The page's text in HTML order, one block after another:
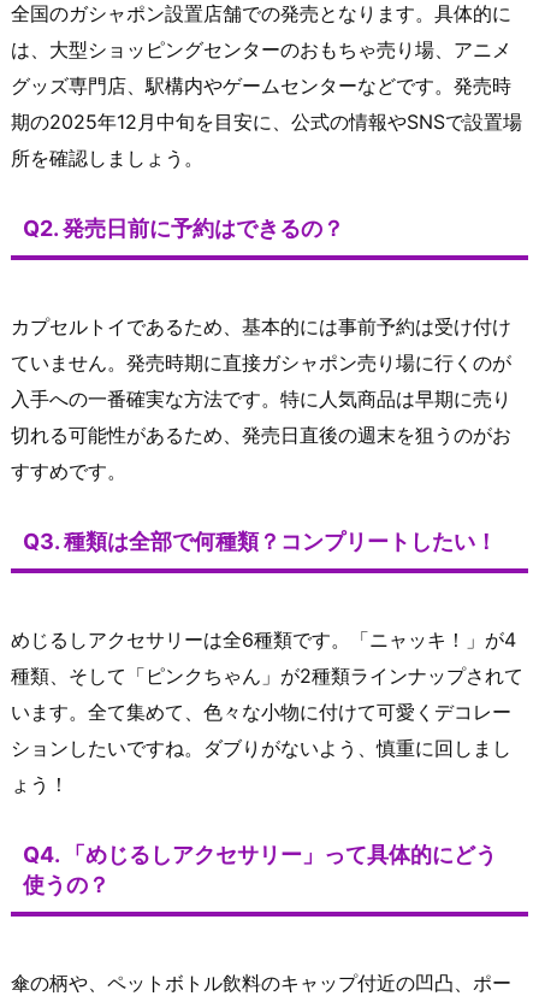
全国のガシャポン設置店舗での発売となります。具体的に
は、大型ショッピングセンターのおもちゃ売り場、アニメ
グッズ専門店、駅構内やゲームセンターなどです。発売時
期の2025年12月中旬を目安に、公式の情報やSNSで設置場
所を確認しましょう。
Q2. 発売日前に予約はできるの？
カプセルトイであるため、基本的には事前予約は受け付け
ていません。発売時期に直接ガシャポン売り場に行くのが
入手への一番確実な方法です。特に人気商品は早期に売り
切れる可能性があるため、発売日直後の週末を狙うのがお
すすめです。
Q3. 種類は全部で何種類？コンプリートしたい！
めじるしアクセサリーは全6種類です。「ニャッキ！」が4
種類、そして「ピンクちゃん」が2種類ラインナップされて
います。全て集めて、色々な小物に付けて可愛くデコレー
ションしたいですね。ダブりがないよう、慎重に回しまし
ょう！
Q4. 「めじるしアクセサリー」って具体的にどう
使うの？
傘の柄や、ペットボトル飲料のキャップ付近の凹凸、ポー